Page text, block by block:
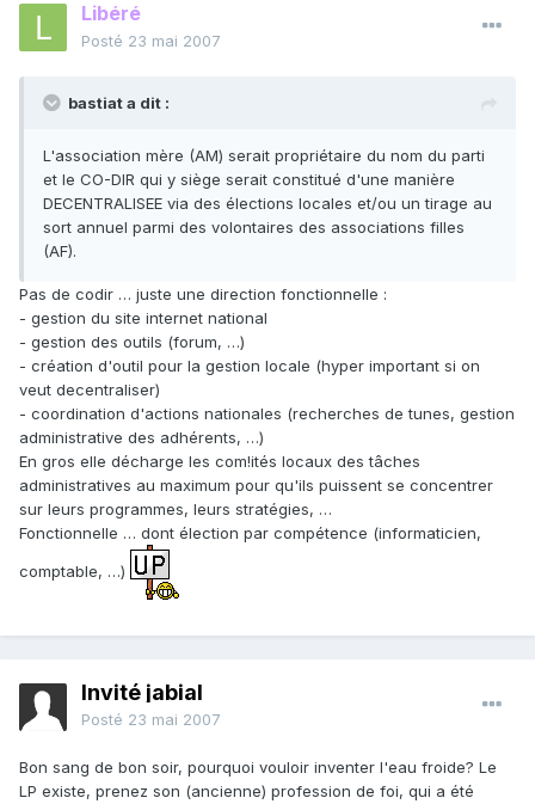
Libéré
Posté 23 mai 2007
bastiat a dit :
L'association mère (AM) serait propriétaire du nom du parti
et le CO-DIR qui y siège serait constitué d'une manière
DECENTRALISEE via des élections locales et/ou un tirage au
sort annuel parmi des volontaires des associations filles
(AF).
Pas de codir … juste une direction fonctionnelle :
- gestion du site internet national
- gestion des outils (forum, …)
- création d'outil pour la gestion locale (hyper important si on
veut decentraliser)
- coordination d'actions nationales (recherches de tunes, gestion
administrative des adhérents, …)
En gros elle décharge les com!ités locaux des tâches
administratives au maximum pour qu'ils puissent se concentrer
sur leurs programmes, leurs stratégies, …
Fonctionnelle … dont élection par compétence (informaticien,
comptable, …)
Invité jabial
Posté 23 mai 2007
Bon sang de bon soir, pourquoi vouloir inventer l'eau froide? Le
LP existe, prenez son (ancienne) profession de foi, qui a été